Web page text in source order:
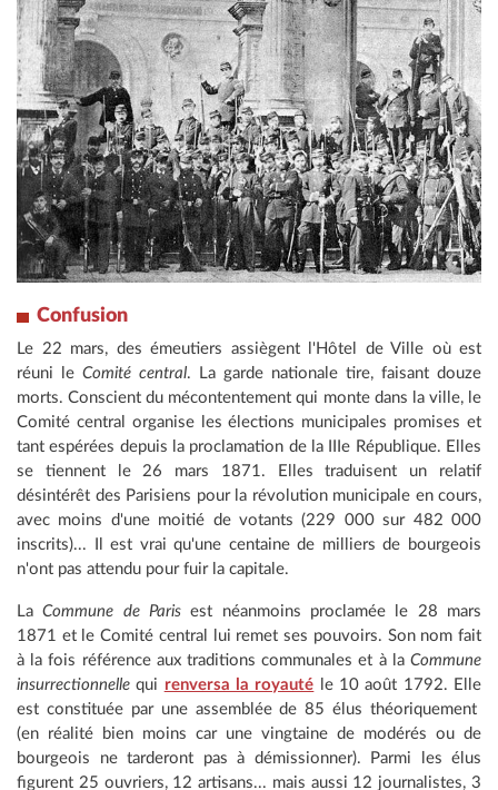
Confusion
Le 22 mars, des émeutiers assiègent l'Hôtel de Ville où est
réuni le Comité central. La garde nationale tire, faisant douze
morts. Conscient du mécontentement qui monte dans la ville, le
Comité central organise les élections municipales promises et
tant espérées depuis la proclamation de la IIIe République. Elles
se tiennent le 26 mars 1871. Elles traduisent un relatif
désintérêt des Parisiens pour la révolution municipale en cours,
avec moins d'une moitié de votants (229 000 sur 482 000
inscrits)... Il est vrai qu'une centaine de milliers de bourgeois
n'ont pas attendu pour fuir la capitale.
LaCommune de Paris est néanmoins proclamée le 28 mars
1871 et le Comité central lui remet ses pouvoirs. Son nom fait
à la fois référence aux traditions communales et à la Commune
insurrectionnelle qui renversa la royauté le 10 août 1792. Elle
est constituée par une assemblée de 85 élus théoriquement
(en réalité bien moins car une vingtaine de modérés ou de
bourgeois ne tarderont pas à démissionner). Parmi les élus
figurent 25 ouvriers, 12 artisans... mais aussi 12 journalistes, 3